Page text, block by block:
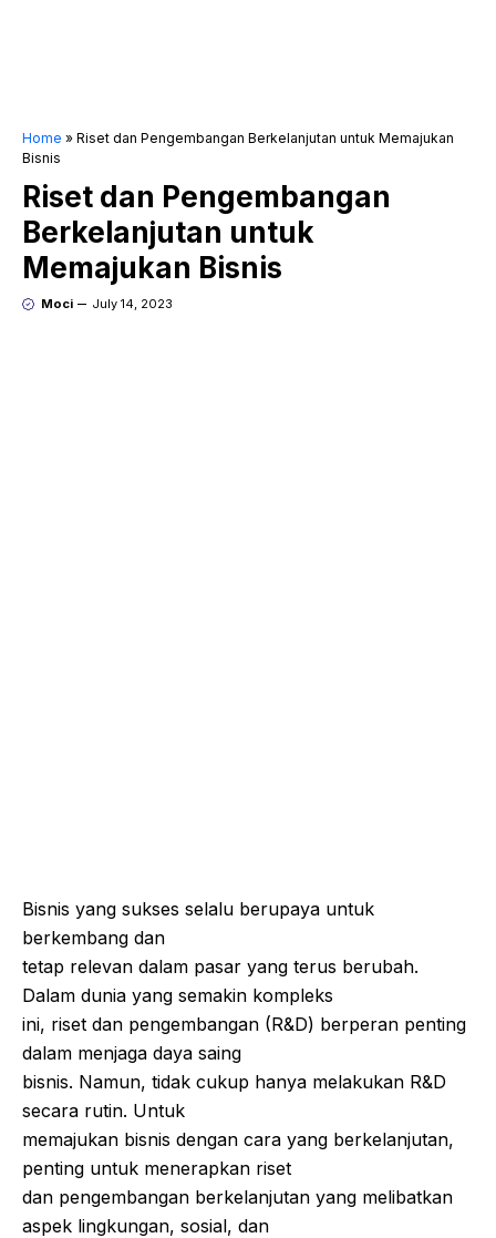
Home » Riset dan Pengembangan Berkelanjutan untuk Memajukan
Bisnis
Riset dan Pengembangan
Berkelanjutan untuk
Memajukan Bisnis
Moci July 14, 2023
Bisnis yang sukses selalu berupaya untuk
berkembang dan
tetap relevan dalam pasar yang terus berubah.
Dalam dunia yang semakin kompleks
ini, riset dan pengembangan (R&D) berperan penting
dalam menjaga daya saing
bisnis. Namun, tidak cukup hanya melakukan R&D
secara rutin. Untuk
memajukan bisnis dengan cara yang berkelanjutan,
penting untuk menerapkan riset
dan pengembangan berkelanjutan yang melibatkan
aspek lingkungan, sosial, dan